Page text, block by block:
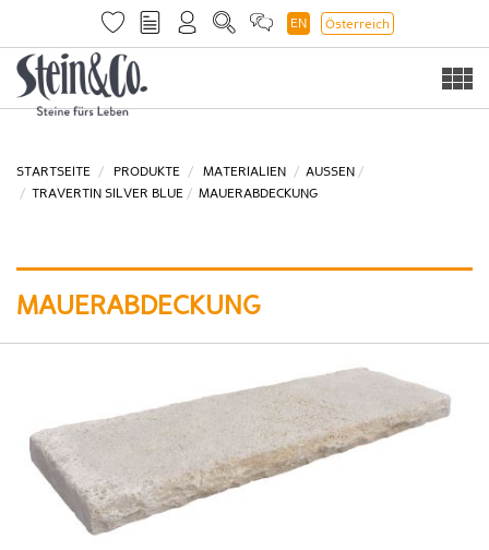
EN Österreich
STARTSEITE PRODUKTE MATERIALIEN
AUSSEN
TRAVERTIN SILVER BLUE
MAUERABDECKUNG
MAUERABDECKUNG